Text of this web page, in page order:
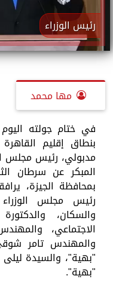
رئيس الوزراء
مها محمد
في ختام جولته
بنطاق إقليم
مدبولي، رئيس مجلس
المبكر عن سرطان
بمحافظة الجيزة،
رئيس مجلس الوزراء
والسكان،
الاجتماعي،
والمهندس تامر
"بهية"، والسيدة
"بهية".